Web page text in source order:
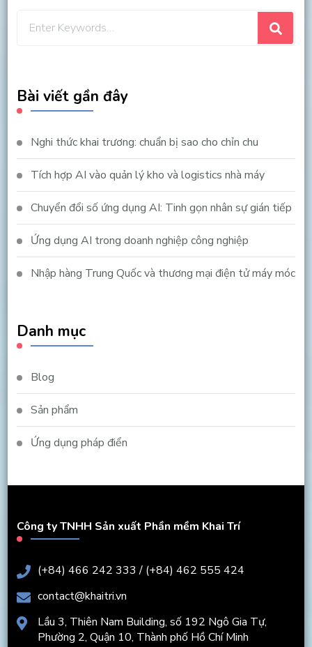
Bài viết gần đây
Nghi thức khai trương: chuẩn bị sao cho chỉn chu
Tích hợp AI vào quản lý kho và logistics nhà máy
Chuyển đổi số ứng dụng AI: Tinh gọn nhân sự gián tiếp
Ứng dụng AI trong doanh nghiệp công nghiệp
Nhập hàng Trung Quốc và thương mại điện tử máy móc
Danh mục
Blog
Sản phẩm
Ứng dụng pháp điển
Công ty TNHH Sản xuất Phần mềm Khai Trí
(+84) 466 242 333 / (+84) 462 555 424
contact@khaitri.vn
Lầu 3, Thiên Nam Building, số 192 Ngô Gia Tự,
Phường 2, Quận 10, Thành phố Hồ Chí Minh